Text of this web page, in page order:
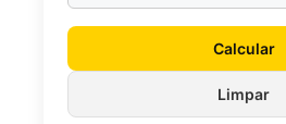
Calcular
Limpar